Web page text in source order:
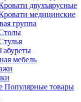
двухъярусные
медицинские
группа
мебель
Популярные товары